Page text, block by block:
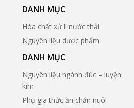
DANH MỤC
Hóa chất xử lí nước thải
Nguyên liệu dược phẩm
DANH MỤC
Nguyên liệu ngành đúc – luyện
kim
Phụ gia thức ăn chăn nuôi